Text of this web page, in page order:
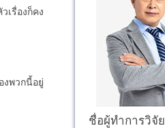
เรื่องก็คง
พวกนี้อยู่
ชื่อผู้ทำการวิจั